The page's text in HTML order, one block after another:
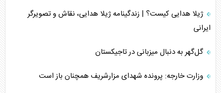
ژیلا هدایی کیست؟ | زندگینامه ژیلا هدایی، نقاش و تصویرگر
ایرانی
گل‌گهر به دنبال میزبانی در تاجیکستان
وزارت خارجه: پرونده شهدای مزارشریف همچنان باز است